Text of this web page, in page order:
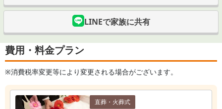
LINEで家族に共有
費用・料金プラン
※消費税率変更等により変更される場合がございます。
直葬・火葬式